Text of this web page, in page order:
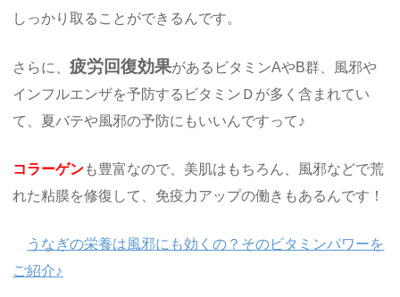
しっかり取ることができるんです。
さらに、疲労回復効果があるビタミンAやB群、風邪や
インフルエンザを予防するビタミンＤが多く含まれてい
て、夏バテや風邪の予防にもいいんですって♪
コラーゲンも豊富なので、美肌はもちろん、風邪などで荒
れた粘膜を修復して、免疫力アップの働きもあるんです！
うなぎの栄養は風邪にも効くの？そのビタミンパワーを
ご紹介♪